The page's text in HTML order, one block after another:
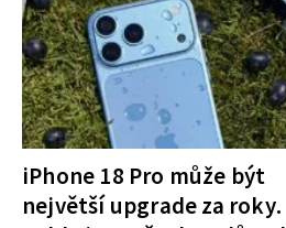
iPhone 18 Pro může být
největší upgrade za roky.